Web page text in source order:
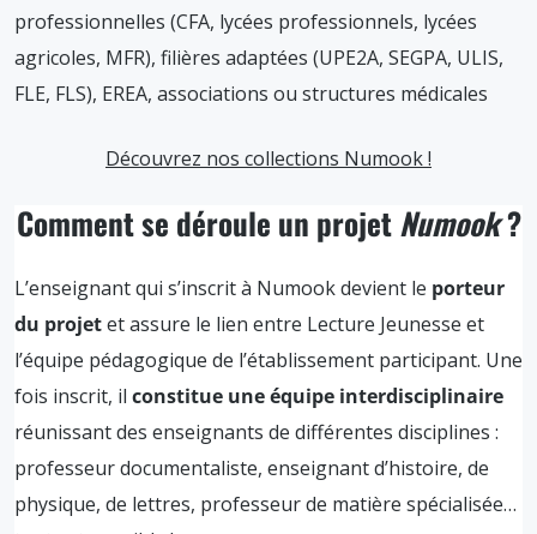
professionnelles (CFA, lycées professionnels, lycées
agricoles, MFR), filières adaptées (UPE2A, SEGPA, ULIS,
FLE, FLS), EREA, associations ou structures médicales
Découvrez nos collections Numook !
Comment se déroule un projetNumook?
L’enseignant qui s’inscrit à Numook devient le porteur
du projetet assure le lien entre Lecture Jeunesse et
l’équipe pédagogique de l’établissement participant. Une
fois inscrit, il constitue une équipe interdisciplinaire
réunissant des enseignants de différentes disciplines :
professeur documentaliste, enseignant d’histoire, de
physique, de lettres, professeur de matière spécialisée…